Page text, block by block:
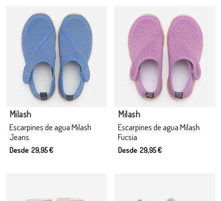
Producto disponible con otras opciones
Escarpines de agua Milash
Jeans
Milash
Desde 29,95 €
Escarpines de agua Milash
Fucsia
Milash
Desde 29,95 €